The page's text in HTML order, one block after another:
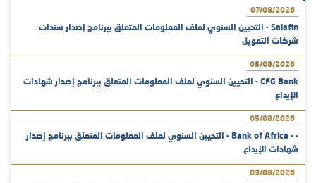
07/08/2026
Salafin - التحيين السنوي لملف المعلومات المتعلق ببرنامج إصدار سندات
شركات التمويل
05/08/2026
CFG Bank - التحيين السنوي لملف المعلومات المتعلق ببرنامج إصدار شهادات
الإيداع
05/08/2026
- - Bank of Africa - التحيين السنوي لملف المعلومات المتعلق ببرنامج إصدار
شهادات الإيداع
03/08/2026